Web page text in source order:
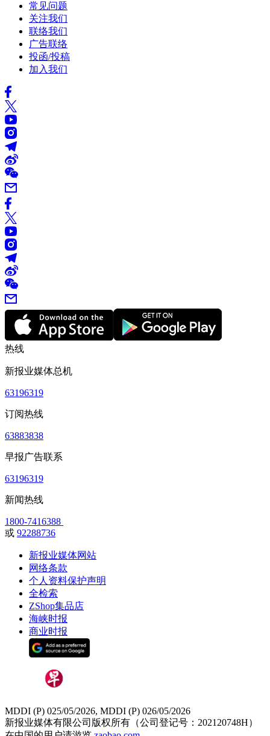
常见问题
关注我们
联络我们
广告联络
投函/投稿
加入我们
热线
新报业媒体总机
63196319
订阅热线
63883838
早报广告联系
63196319
新闻热线
1800-7416388
或 92288736
新报业媒体网站
网络条款
个人资料保护声明
全检索
ZShop集品店
海峡时报
商业时报
MDDI (P) 025/05/2026, MDDI (P) 026/05/2026
新报业媒体有限公司版权所有（公司登记号：202120748H）